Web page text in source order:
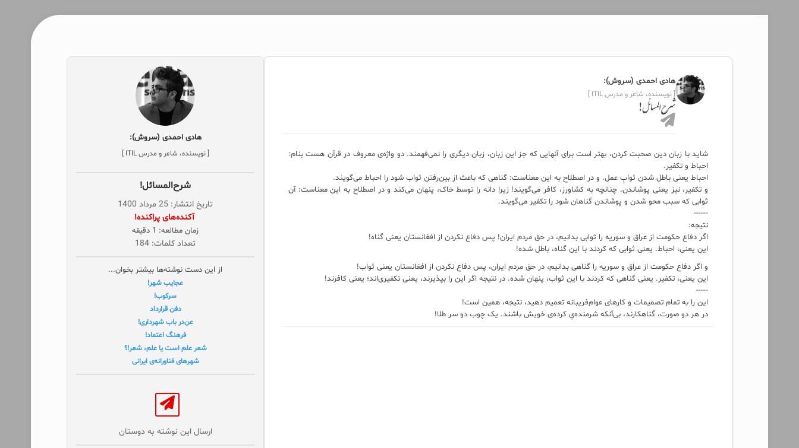
هادی احمدی (سروش):
[ نویسنده، شاعر و مدرس ITIL ]
شرح‌المسائل!
شاید با زبان دین صحبت کردن، بهتر است برای آنهایی که جز این زبان، زبان دیگری را نمی‌فهمند. دو واژه‌ی معروف در قرآن هست بنام:
احباط و تکفیر.
احباط یعنی باطل شدن ثوابِ عمل. و در اصطلاح به این معناست: گناهی که باعث از بین‌رفتن ثواب شود را احباط می‌گویند.
و تکفیر، نیز یعنی پوشاندن. چنانچه به کشاورز، کافر می‌گویند! زیرا دانه را توسط خاک، پنهان می‌کند و در اصطلاح به این معناست: آن
ثوابی که سبب محو شدن و پوشاندن گناهان شود را تکفیر می‌گویند.
------
نتیجه:
اگر دفاع حکومت از عراق و سوریه را ثوابی بدانیم، در حق مردم ایران! پس دفاع نکردن از افغانستان یعنی گناه!
این یعنی، احباط. یعنی ثوابی که کردند با این گناه، باطل شده!
و اگر دفاع حکومت از عراق و سوریه را گناهی بدانیم، در حق مردم ایران، پس دفاع نکردن از افغانستان یعنی ثواب!
این یعنی، تکفیر. یعنی گناهی که کردند با این ثواب، پنهان شده. در نتیجه اگر این را بپذیرند، یعنی تکفیری‌اند؛ یعنی کافرند!
-----
این را به تمام تصمیمات و کارهای عوام‌فریبانه تعمیم دهید، نتیجه، همین است!
در هر دو صورت، گناهکارند، بی‌آنکه شرمنده‌ي کرده‌ی خویش‌ باشند. یک چوب دو سر طلا!
هادی احمدی (سروش):
[ نویسنده، شاعر و مدرس ITIL ]
شرح‌المسائل!
تاریخ انتشار: 25 مرداد 1400
‌ آکنده‌های پراکنده!
زمان مطالعه: 1 دقیقه
تعداد کلمات: 184
از این دست نوشته‌ها بیشتر بخوان...
عجایب شهر!
سرکوب!
دفن قرارداد
عن‌در باب شهرداری!
فرهنگ اعتماد!
شعر علم است یا علم، شعر!؟
شهرهای فناورانه‌ی ایرانی
ارسال این نوشته به دوستان‌